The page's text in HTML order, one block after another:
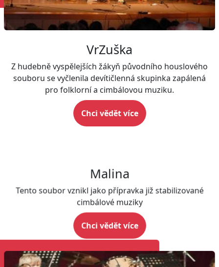
VrZuška
Z hudebně vyspělejších žákyň původního houslového
souboru se vyčlenila devítičlenná skupinka zapálená
pro folklorní a cimbálovou muziku.
Chci vědět více
Malina
Tento soubor vznikl jako přípravka již stabilizované
cimbálové muziky
Chci vědět více